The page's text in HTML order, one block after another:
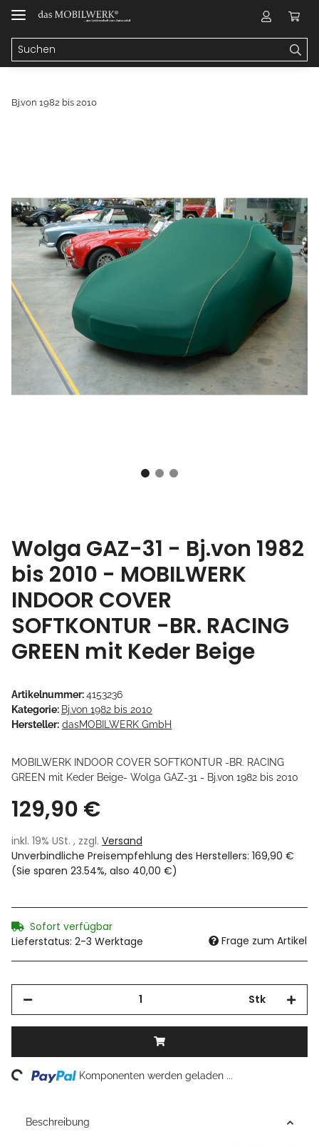
Bj.von 1982 bis 2010
Wolga GAZ-31 - Bj.von 1982
bis 2010 - MOBILWERK
INDOOR COVER
SOFTKONTUR -BR. RACING
GREEN mit Keder Beige
Artikelnummer:4153236
Kategorie: Bj.von 1982 bis 2010
Hersteller: dasMOBILWERK GmbH
MOBILWERK INDOOR COVER SOFTKONTUR -BR. RACING
GREEN mit Keder Beige- Wolga GAZ-31 - Bj.von 1982 bis 2010
129,90 €
inkl. 19% USt. , zzgl. Versand
Unverbindliche Preisempfehlung des Herstellers: 169,90 €
(Sie sparen 23.54%, also 40,00 €)
Sofort verfügbar
Lieferstatus: 2-3 Werktage
Frage zum Artikel
Stk
Komponenten werden geladen ...
Beschreibung